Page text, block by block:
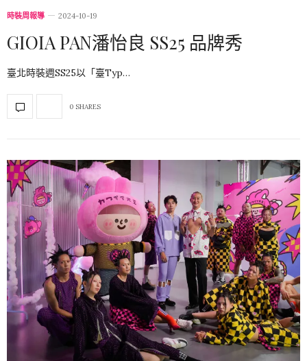
時裝周報導 2024-10-19
GIOIA PAN潘怡良 SS25 品牌秀
臺北時裝週SS25以「臺Typ…
0 SHARES